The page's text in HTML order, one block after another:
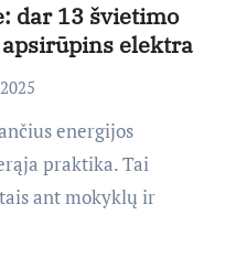
dar 13 švietimo
elektra
energijos
praktika. Tai
ant mokyklų ir